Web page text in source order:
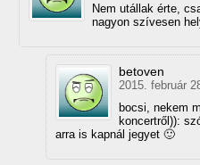
Nem utállak érte,
nagyon szívesen
betoven
2015. február
bocsi, nekem
koncertről)):
arra is kapnál jegyet 🙂